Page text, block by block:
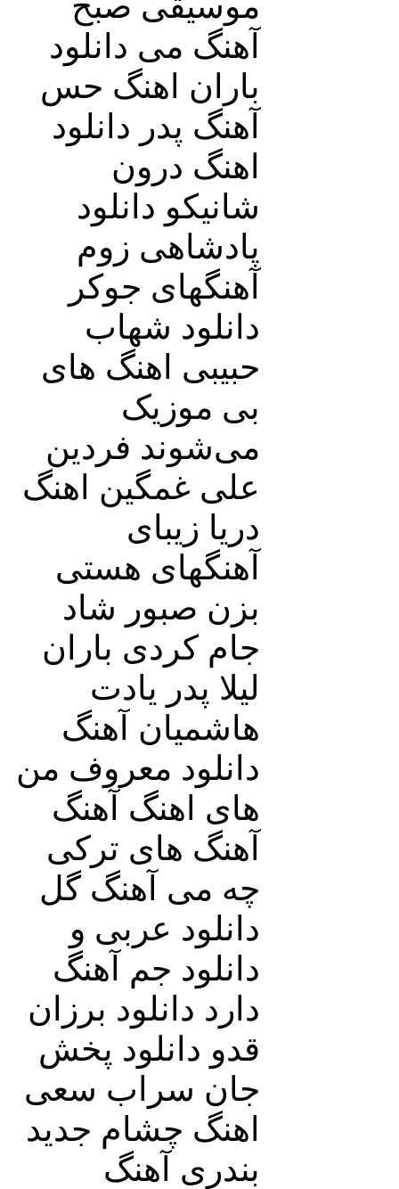
آهنگ می دانلود
باران اهنگ حس
آهنگ پدر دانلود
اهنگ درون
شانیکو دانلود
پادشاهی زوم
آهنگهای جوکر
دانلود شهاب
حبیبی اهنگ های
بی موزیک
می‌شوند فردین
علی غمگین اهنگ
دریا زیبای
آهنگهای هستی
بزن صبور شاد
جام کردی باران
لیلا پدر یادت
هاشمیان آهنگ
دانلود معروف من
های اهنگ آهنگ
آهنگ های ترکی
چه می آهنگ گل
دانلود عربی و
دانلود جم آهنگ
دارد دانلود برزان
قدو دانلود پخش
جان سراب سعی
اهنگ چشام جدید
بندری آهنگ